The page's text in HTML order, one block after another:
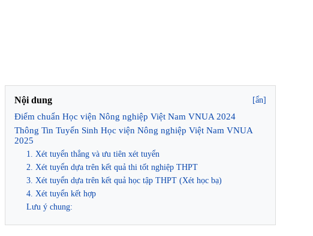
Nội dung [ẩn]
Điểm chuẩn Học viện Nông nghiệp Việt Nam VNUA 2024
Thông Tin Tuyển Sinh Học viện Nông nghiệp Việt Nam VNUA
2025
1. Xét tuyển thẳng và ưu tiên xét tuyển
2. Xét tuyển dựa trên kết quả thi tốt nghiệp THPT
3. Xét tuyển dựa trên kết quả học tập THPT (Xét học bạ)
4. Xét tuyển kết hợp
Lưu ý chung: